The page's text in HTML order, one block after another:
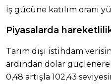
İş gücüne katılım oranı
Piyasalarda
Tarım dışı istihdam
ardından dolar
0,48 artışla 102,43